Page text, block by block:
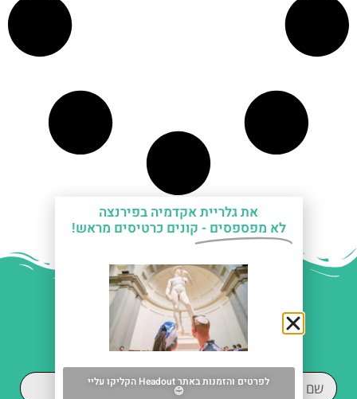
עזרה עם תכנון החופשה
בפירנצה?
את גלריית אקדמיה בפירנצה
לא מפספסים - קונים כרטיסים מראש!
לפרטים והזמנות באתר Headout הקליקו עליי
😊